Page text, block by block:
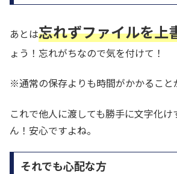
あとは忘れずファイルを上
ょう！忘れがちなので気を付けて！
※通常の保存よりも時間がかかること
これで他人に渡しても勝手に文字化
ん！安心ですよね。
それでも心配な方